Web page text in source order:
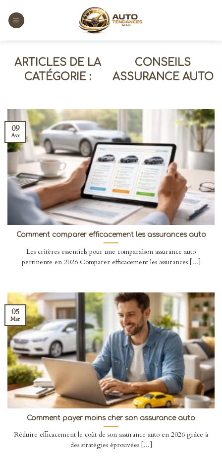
content
CONSEILS
ASSURANCE AUTO
Comment comparer efficacement les assurances auto
Les critères essentiels pour une comparaison assurance auto
pertinente en 2026 Comparer efficacement les assurances [...]
09
Avr
Comment payer moins cher son assurance auto
Réduire efficacement le coût de son assurance auto en 2026 grâce à
des stratégies éprouvées [...]
05
Mar